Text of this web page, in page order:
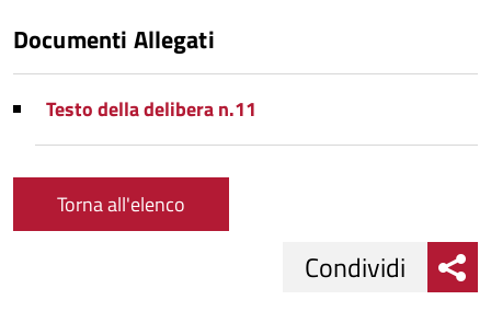
Documenti Allegati
Testo della delibera n.11
Torna all'elenco
Condividi